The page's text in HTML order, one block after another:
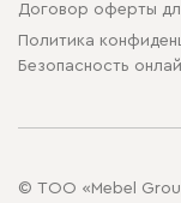
Договор оферты
Политика
Безопасность
© ТОО «Mebel